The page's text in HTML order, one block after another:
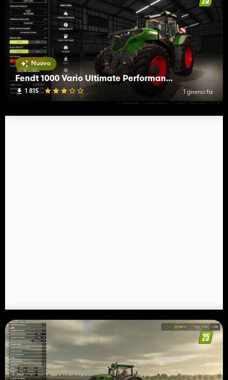
Nuovo
Fendt 1000 Vario Ultimate Performance Edition
1 815 1 giorno fa